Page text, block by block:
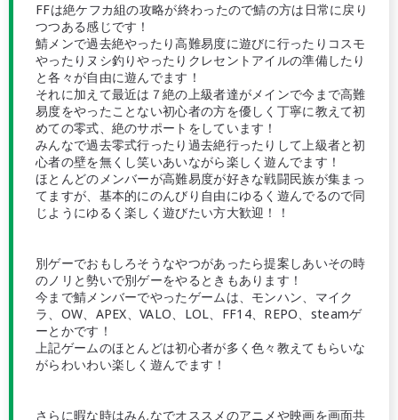
FFは絶ケフカ組の攻略が終わったので鯖の方は日常に戻り
つつある感じです！
鯖メンで過去絶やったり高難易度に遊びに行ったりコスモ
やったりヌシ釣りやったりクレセントアイルの準備したり
と各々が自由に遊んでます！
それに加えて最近は７絶の上級者達がメインで今まで高難
易度をやったことない初心者の方を優しく丁寧に教えて初
めての零式、絶のサポートをしています！
みんなで過去零式行ったり過去絶行ったりして上級者と初
心者の壁を無くし笑いあいながら楽しく遊んでます！
ほとんどのメンバーが高難易度が好きな戦闘民族が集まっ
てますが、基本的にのんびり自由にゆるく遊んでるので同
じようにゆるく楽しく遊びたい方大歓迎！！
別ゲーでおもしろそうなやつがあったら提案しあいその時
のノリと勢いで別ゲーをやるときもあります！
今まで鯖メンバーでやったゲームは、モンハン、マイク
ラ、OW、APEX、VALO、LOL、FF14、REPO、steamゲ
ーとかです！
上記ゲームのほとんどは初心者が多く色々教えてもらいな
がらわいわい楽しく遊んでます！
さらに暇な時はみんなでオススメのアニメや映画を画面共